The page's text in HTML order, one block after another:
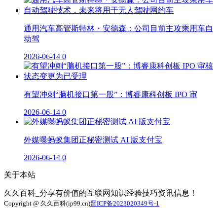
通用汽车高管斯特林・安德森：公司目前主攻乘用车自
动驾
2026-06-14 0
有望冲刺“脑机接口第一股”：博睿康科创板 IPO 审
2026-06-14 0
外媒曝蚂蚁集团正秘密测试 AI 版支付宝
2026-06-14 0
关于本站
久久百科_分享有价值的互联网知识经验技巧资讯信息！
Copyright @ 久久百科(ip99.cn)晋ICP备2023020349号-1